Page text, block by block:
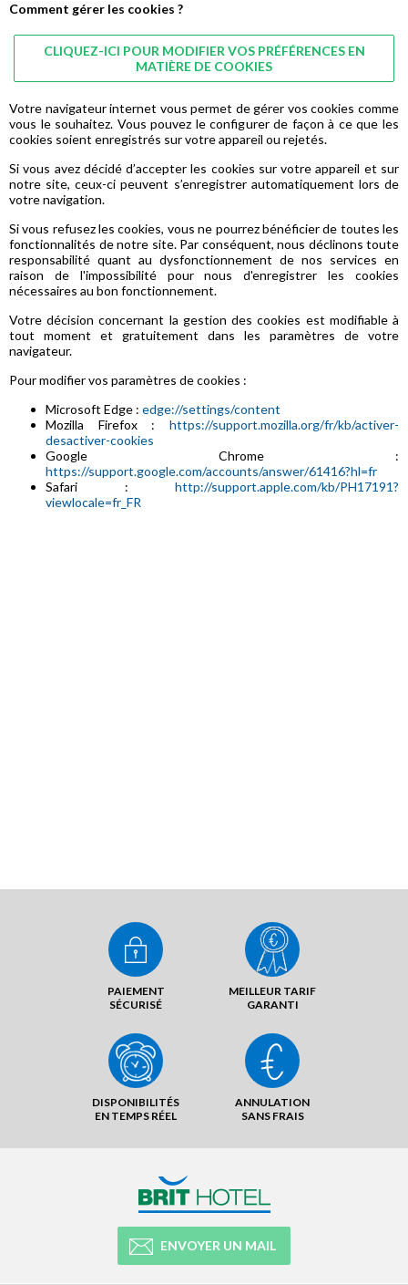
Comment gérer les cookies ?
CLIQUEZ-ICI POUR MODIFIER VOS PRÉFÉRENCES EN
MATIÈRE DE COOKIES
Votre navigateur internet vous permet de gérer vos cookies comme
vous le souhaitez. Vous pouvez le configurer de façon à ce que les
cookies soient enregistrés sur votre appareil ou rejetés.
Si vous avez décidé d’accepter les cookies sur votre appareil et sur
notre site, ceux-ci peuvent s’enregistrer automatiquement lors de
votre navigation.
Si vous refusez les cookies, vous ne pourrez bénéficier de toutes les
fonctionnalités de notre site. Par conséquent, nous déclinons toute
responsabilité quant au dysfonctionnement de nos services en
raison de l'impossibilité pour nous d'enregistrer les cookies
nécessaires au bon fonctionnement.
Votre décision concernant la gestion des cookies est modifiable à
tout moment et gratuitement dans les paramètres de votre
navigateur.
Pour modifier vos paramètres de cookies :
Microsoft Edge : edge://settings/content
Mozilla Firefox : https://support.mozilla.org/fr/kb/activer-
desactiver-cookies
Google Chrome :
https://support.google.com/accounts/answer/61416?hl=fr
Safari : http://support.apple.com/kb/PH17191?
viewlocale=fr_FR
PAIEMENT
SÉCURISÉ
MEILLEUR TARIF
GARANTI
DISPONIBILITÉS
EN TEMPS RÉEL
ANNULATION
SANS FRAIS
ENVOYER UN MAIL